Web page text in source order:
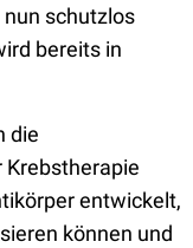
schutzlos
bereits in
die
Krebstherapie
entwickelt,
können und